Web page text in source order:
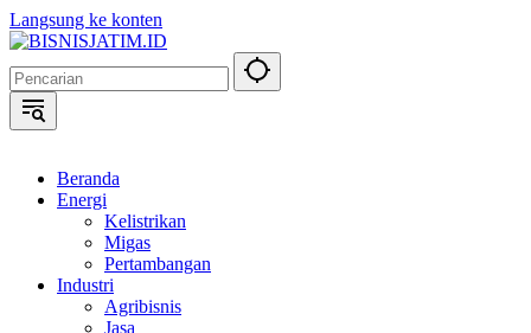
Langsung ke konten
Beranda
Energi
Kelistrikan
Migas
Pertambangan
Industri
Agribisnis
Jasa